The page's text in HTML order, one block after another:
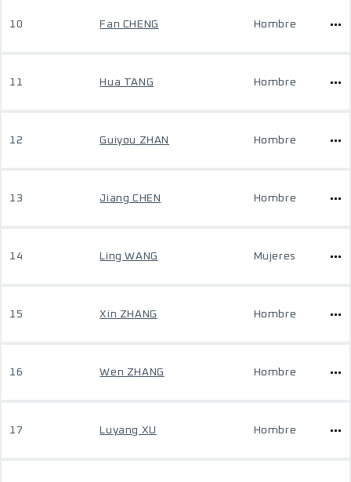
10 Fan CHENG Hombre
11 Hua TANG Hombre
12 Guiyou ZHAN Hombre
13 Jiang CHEN Hombre
14 Ling WANG Mujeres
15 Xin ZHANG Hombre
16 Wen ZHANG Hombre
17 Luyang XU Hombre